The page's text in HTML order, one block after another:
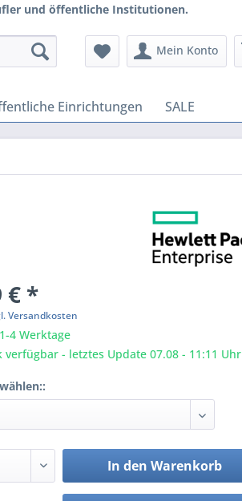
und öffentliche Institutionen.
Mein Konto
Einrichtungen SALE
€ *
Versandkosten
4 Werktage
verfügbar - letztes Update 07.08 - 11:11 Uhr
In den Warenkorb